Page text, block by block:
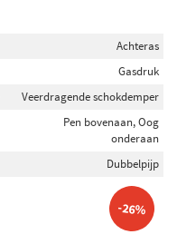
Achteras
Gasdruk
Veerdragende schokdemper
Pen bovenaan, Oog
onderaan
Dubbelpijp
-26%